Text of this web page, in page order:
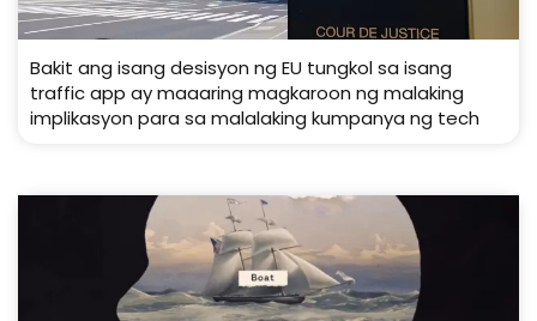
Bakit ang isang desisyon ng EU tungkol sa isang
traffic app ay maaaring magkaroon ng malaking
implikasyon para sa malalaking kumpanya ng tech